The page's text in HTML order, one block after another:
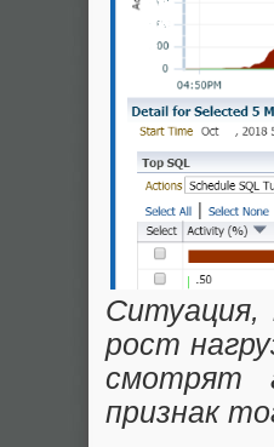
Ситуация,
рост
смотрят
признак